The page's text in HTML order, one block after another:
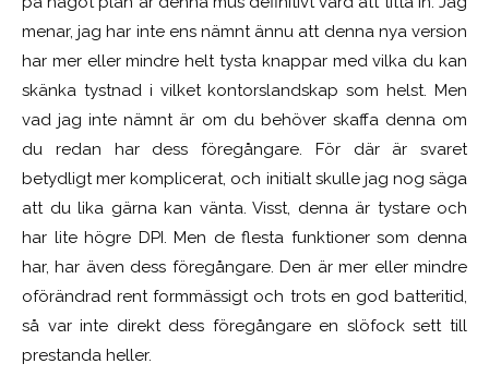
menar, jag har inte ens nämnt ännu att denna nya version
har mer eller mindre helt tysta knappar med vilka du kan
skänka tystnad i vilket kontorslandskap som helst. Men
vad jag inte nämnt är om du behöver skaffa denna om
du redan har dess föregångare. För där är svaret
betydligt mer komplicerat, och initialt skulle jag nog säga
att du lika gärna kan vänta. Visst, denna är tystare och
har lite högre DPI. Men de flesta funktioner som denna
har, har även dess föregångare. Den är mer eller mindre
oförändrad rent formmässigt och trots en god batteritid,
så var inte direkt dess föregångare en slöfock sett till
prestanda heller.